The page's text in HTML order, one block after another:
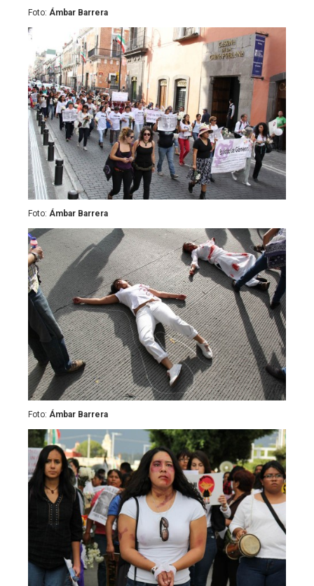
Foto: Ámbar Barrera
Foto: Ámbar Barrera
Foto: Ámbar Barrera